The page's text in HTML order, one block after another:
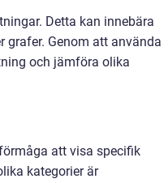
Detta kan innebära
grafer. Genom att använda
och jämföra olika
att visa specifik
kategorier är